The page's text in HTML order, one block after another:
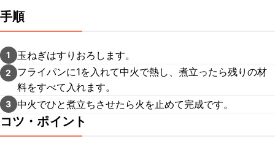
手順
1 玉ねぎはすりおろします。
2
フライパンに1を入れて中火で熱し、煮立ったら残りの材
料をすべて入れます。
3 中火でひと煮立ちさせたら火を止めて完成です。
コツ・ポイント